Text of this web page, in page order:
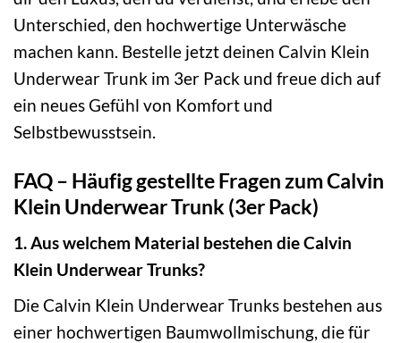
Unterschied, den hochwertige Unterwäsche
machen kann. Bestelle jetzt deinen Calvin Klein
Underwear Trunk im 3er Pack und freue dich auf
ein neues Gefühl von Komfort und
Selbstbewusstsein.
FAQ – Häufig gestellte Fragen zum Calvin
Klein Underwear Trunk (3er Pack)
1. Aus welchem Material bestehen die Calvin
Klein Underwear Trunks?
Die Calvin Klein Underwear Trunks bestehen aus
einer hochwertigen Baumwollmischung, die für